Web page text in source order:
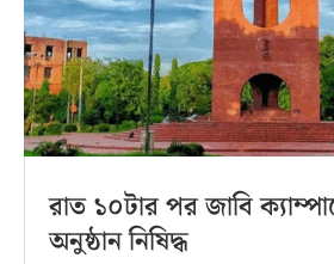
রাত ১০টার পর জাবি
অনুষ্ঠান নিষিদ্ধ